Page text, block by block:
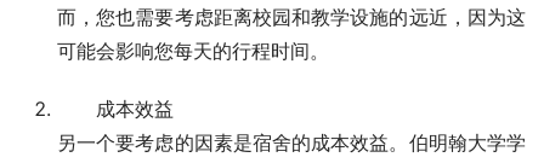
而，您也需要考虑距离校园和教学设施的远近，因为这
可能会影响您每天的行程时间。
成本效益
另一个要考虑的因素是宿舍的成本效益。伯明翰大学学